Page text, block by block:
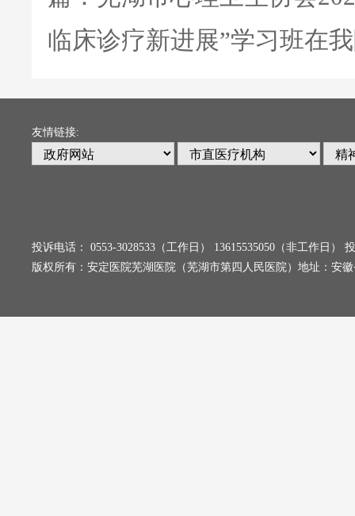
临床诊疗新进展”学习班在
友情链接:
投诉电话： 0553-3028533（工作日） 13615535050（非工作日）
版权所有：安定医院芜湖医院（芜湖市第四人民医院）地址：